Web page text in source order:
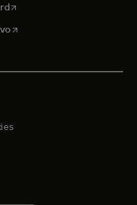
se abre en una pestaña
se abre en una pestaña